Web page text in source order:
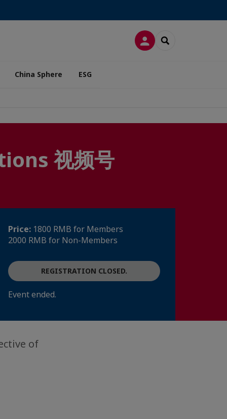
LOG INSEARCH
China Sphere ESG
视频号
Price: 1800 RMB for Members
2000 RMB for Non-Members
REGISTRATION CLOSED.
Event ended.
of